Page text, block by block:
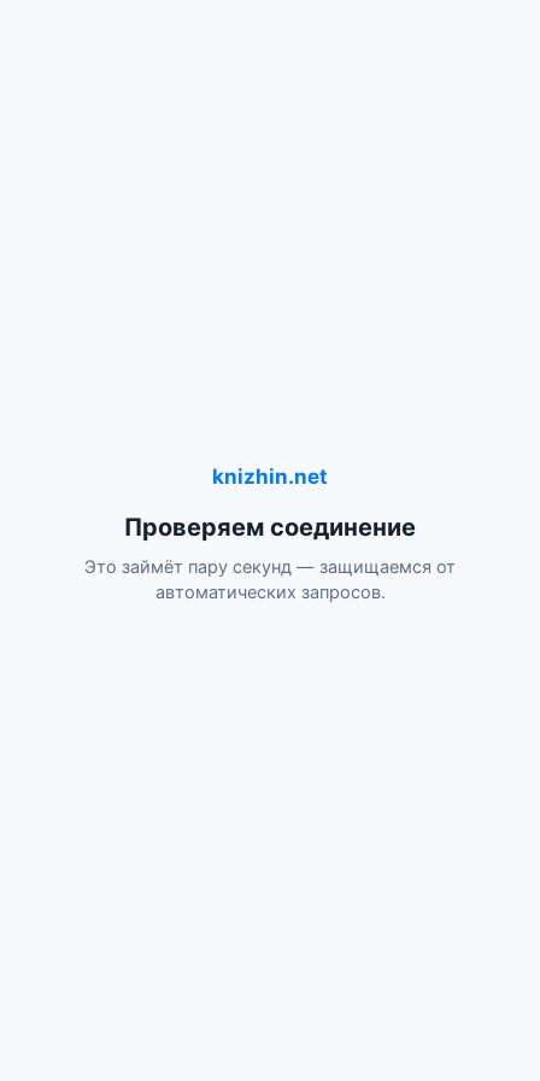
knizhin.net
Проверяем соединение
Это займёт пару секунд — защищаемся от
автоматических запросов.